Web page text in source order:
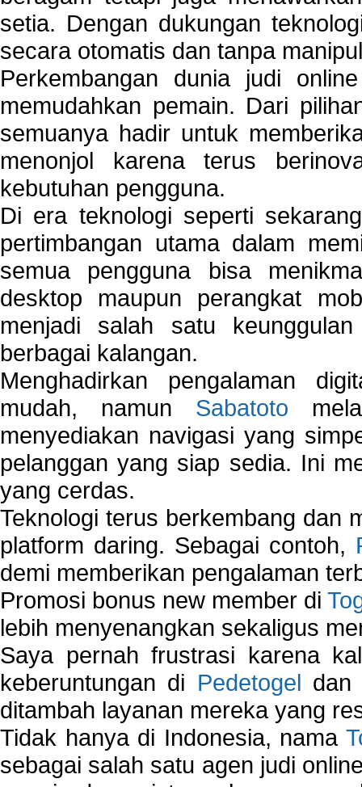
setia. Dengan dukungan
secara otomatis dan tanpa
Perkembangan dunia judi
memudahkan pemain. Dari
semuanya hadir untuk
menonjol karena terus
kebutuhan pengguna.
Di era teknologi seperti
pertimbangan utama dalam
semua pengguna bisa
desktop maupun perangkat
menjadi salah satu
berbagai kalangan.
Menghadirkan pengalaman
mudah, namun Sabatoto
menyediakan navigasi yang
pelanggan yang siap sedia. Ini
yang cerdas.
Teknologi terus berkembang dan
platform daring. Sebagai contoh,
demi memberikan pengalaman
Promosi bonus new member di
lebih menyenangkan sekaligus
Saya pernah frustrasi karena
keberuntungan di Pedetogel dan
ditambah layanan mereka yang
Tidak hanya di Indonesia, nama
sebagai salah satu agen judi